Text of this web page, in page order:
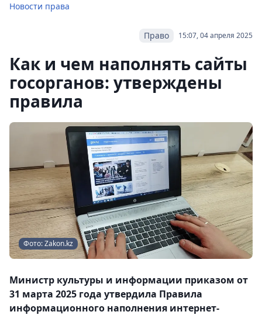
Новости права
15:07, 04 апреля 2025
Право
Как и чем наполнять сайты
госорганов: утверждены
правила
Фото: Zakon.kz
Министр культуры и информации приказом от
31 марта 2025 года утвердила Правила
информационного наполнения интернет-